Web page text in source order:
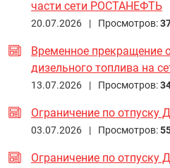
части сети РОСТАНЕФТЬ
20.07.2026 | Просмотров:
Временное прекращение
дизельного топлива на
13.07.2026 | Просмотров:
Ограничение по отпуску
03.07.2026 | Просмотров:
Ограничение по отпуску